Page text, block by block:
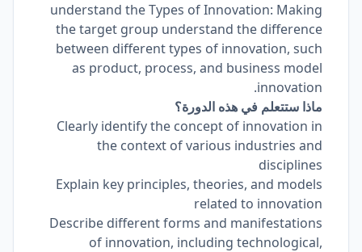
understand the Types of Innovation: Making
the target group understand the difference
between different types of innovation, such
as product, process, and business model
innovation.
ماذا ستتعلم في هذه الدورة؟
Clearly identify the concept of innovation in
the context of various industries and
disciplines
Explain key principles, theories, and models
related to innovation
Describe different forms and manifestations
of innovation, including technological,